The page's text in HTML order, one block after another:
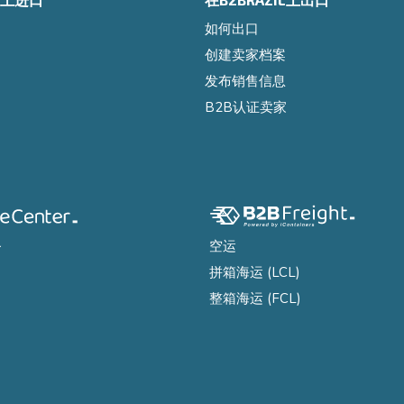
如何出口
创建卖家档案
发布销售信息
B2B认证卖家
空运
拼箱海运 (LCL)
整箱海运 (FCL)